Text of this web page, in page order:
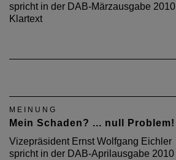
spricht in der DAB-Märzausgabe 2010
Klartext
MEINUNG
Mein Schaden? ... null Problem!
Vizepräsident Ernst Wolfgang Eichler
spricht in der DAB-Aprilausgabe 2010